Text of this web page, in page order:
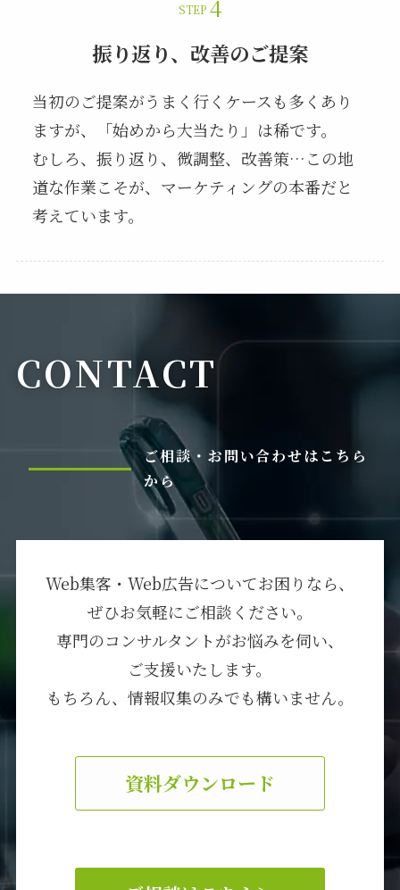
STEP
振り返り、改善のご提案
当初のご提案がうまく行くケースも多くあり
ますが、「始めから大当たり」は稀です。
むしろ、振り返り、微調整、改善策…この地
道な作業こそが、マーケティングの本番だと
考えています。
CONTACT
ご相談・お問い合わせはこちら
から
Web集客・Web広告についてお困りなら、
ぜひお気軽にご相談ください。
専門のコンサルタントがお悩みを伺い、
ご支援いたします。
もちろん、情報収集のみでも構いません。
資料ダウンロード